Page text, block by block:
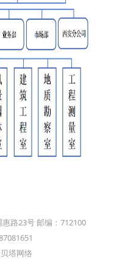
路23号 邮编：712100
塔网络